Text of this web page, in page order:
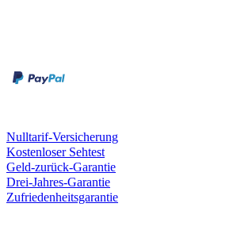
Nulltarif-Versicherung
Kostenloser Sehtest
Geld-zurück-Garantie
Drei-Jahres-Garantie
Zufriedenheitsgarantie